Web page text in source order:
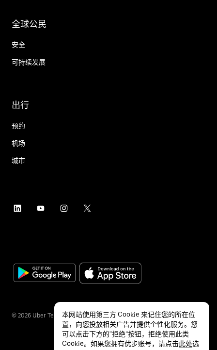
全球公民
安全
可持续发展
出行
预约
机场
城市
© 2026 Uber Technologies Inc.
本网站使用第三方 Cookie 来记住您的所在位
置，向您投放相关广告并提供个性化服务。您
可以点击下方的“拒绝”按钮，拒绝使用此类
Cookie。如果您拥有优步账号，请点击此处选